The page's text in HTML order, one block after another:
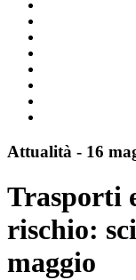
Attualità - 16
Trasporti
rischio:
maggio